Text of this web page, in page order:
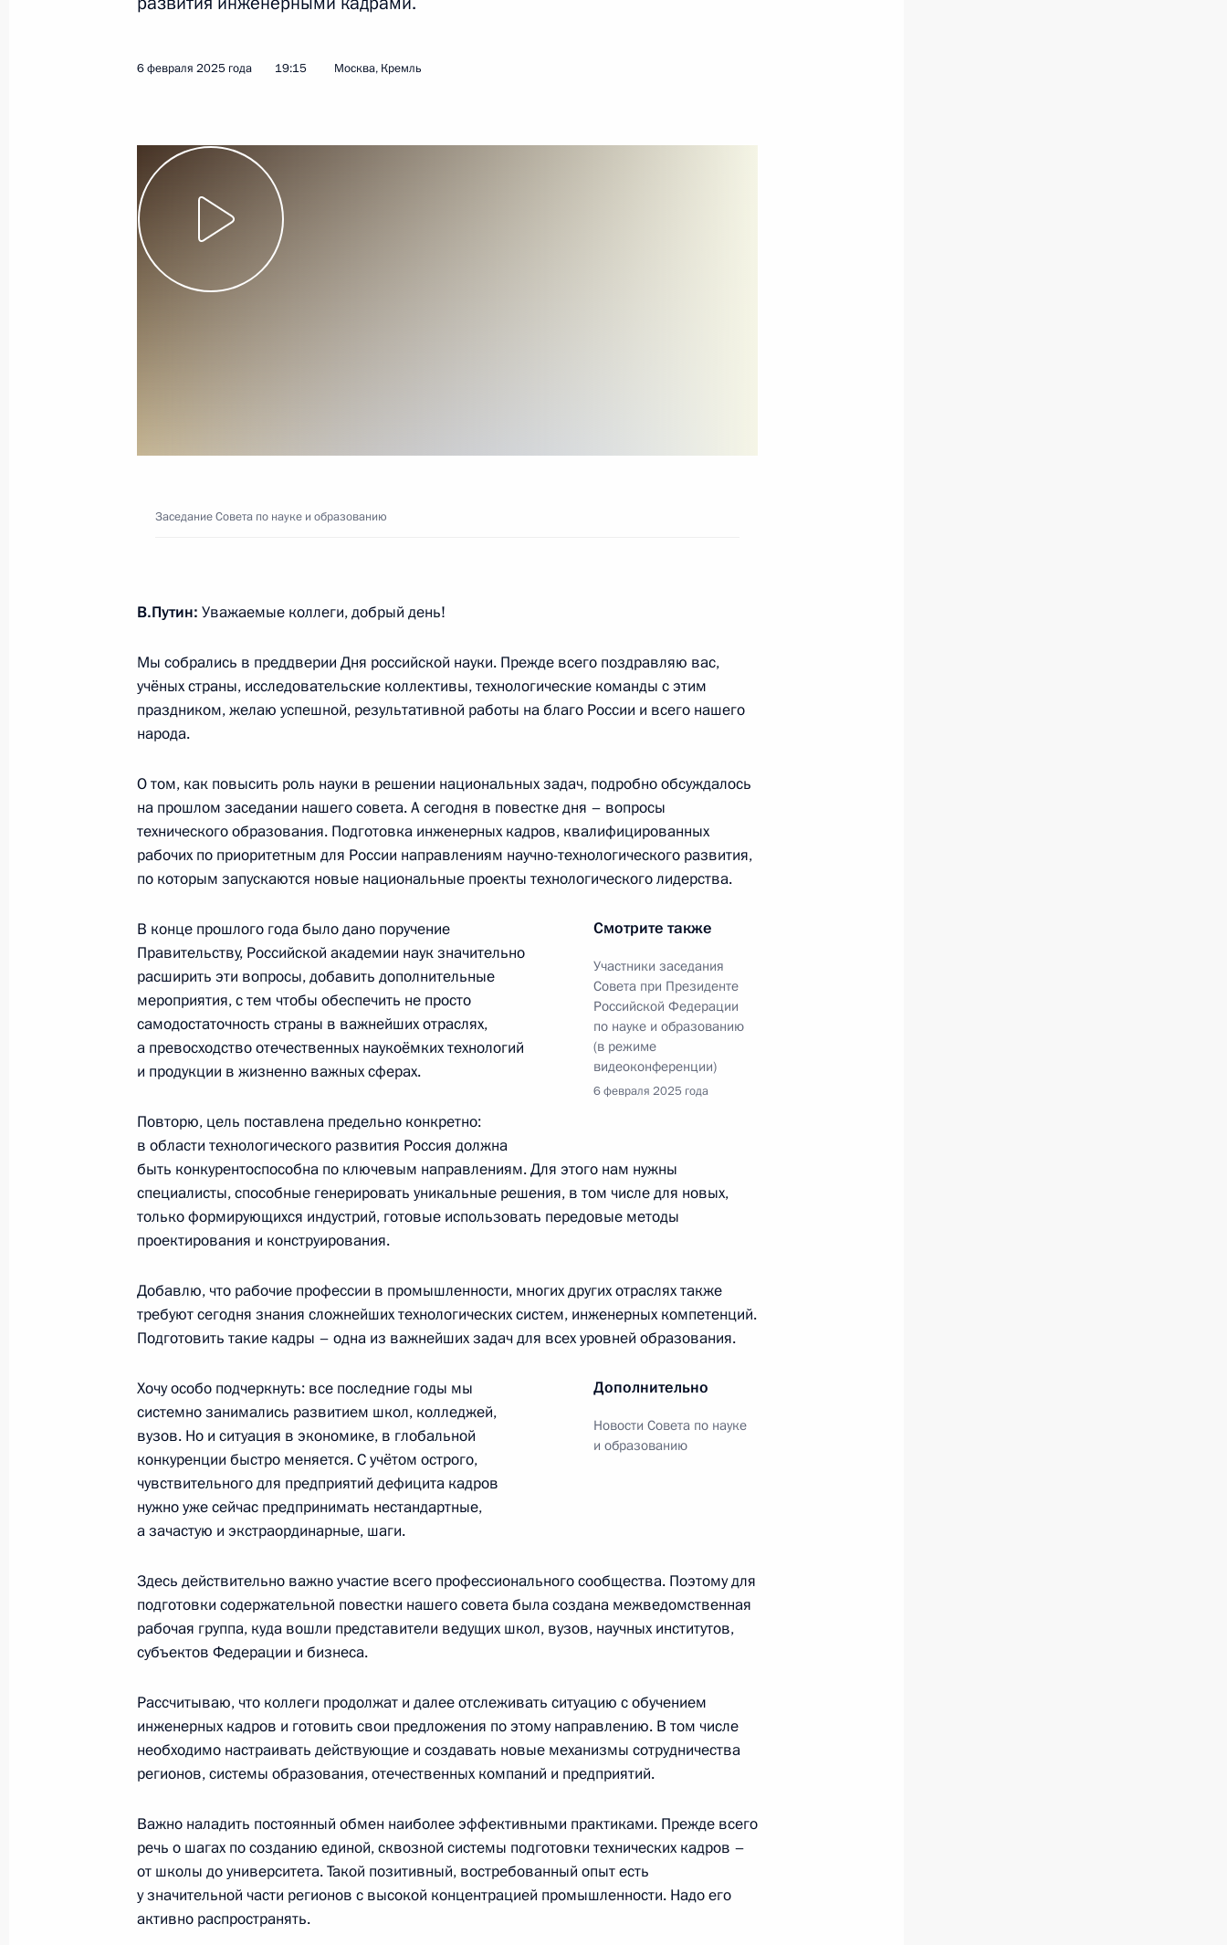
Показать следующие материалы
Церемония награждения Героев России
23 февраля 2025 года, 11:45
Поздравление по случаю Дня защитника Отечества
21 февраля 2025 года, 16:45 Москва
20 февраля 2025 года, четверг
Встреча с главным раввином России Берлом Лазаром
Александром Бородой
20 февраля 2025 года, 19:30 Москва, Кремль
и арбитражных судов
Москва
19 февраля 2025 года, среда
Собчака
19 февраля 2025 года, 20:20 Санкт-Петербург
Коллектив НПП «Радар ммс» награждён орденом Александра
Невского
19 февраля 2025 года, 17:20 Санкт-Петербург
19 февраля 2025 года, 17:05 Санкт-Петербург
Посещение НПП «Радар ммс»
19 февраля 2025 года, 17:00 Санкт-Петербург
18 февраля 2025 года, вторник
Совещание с членами Правительства
2
17 февраля 2025 года, понедельник
Солодовым
17 февраля 2025 года, 14:05 Москва, Кремль
14 февраля 2025 года, пятница
6 февраля 2025 года 19:15 Москва, Кремль
Заседание Совета по науке и образованию
В.Путин: Уважаемые коллеги, добрый день!
Мы собрались в преддверии Дня российской науки. Прежде всего поздравляю вас,
учёных страны, исследовательские коллективы, технологические команды с этим
праздником, желаю успешной, результативной работы на благо России и всего нашего
народа.
О том, как повысить роль науки в решении национальных задач, подробно обсуждалось
на прошлом заседании нашего совета. А сегодня в повестке дня – вопросы
технического образования. Подготовка инженерных кадров, квалифицированных
рабочих по приоритетным для России направлениям научно-технологического развития,
по которым запускаются новые национальные проекты технологического лидерства.
Смотрите также
Участники заседания
Совета при Президенте
Российской Федерации
по науке и образованию
(в режиме
видеоконференции)
6 февраля 2025 года
В конце прошлого года было дано поручение
Правительству, Российской академии наук значительно
расширить эти вопросы, добавить дополнительные
мероприятия, с тем чтобы обеспечить не просто
самодостаточность страны в важнейших отраслях,
а превосходство отечественных наукоёмких технологий
и продукции в жизненно важных сферах.
Повторю, цель поставлена предельно конкретно:
в области технологического развития Россия должна
быть конкурентоспособна по ключевым направлениям. Для этого нам нужны
специалисты, способные генерировать уникальные решения, в том числе для новых,
только формирующихся индустрий, готовые использовать передовые методы
проектирования и конструирования.
Добавлю, что рабочие профессии в промышленности, многих других отраслях также
требуют сегодня знания сложнейших технологических систем, инженерных компетенций.
Подготовить такие кадры – одна из важнейших задач для всех уровней образования.
Дополнительно
Новости Совета по науке
и образованию
Хочу особо подчеркнуть: все последние годы мы
системно занимались развитием школ, колледжей,
вузов. Но и ситуация в экономике, в глобальной
конкуренции быстро меняется. С учётом острого,
чувствительного для предприятий дефицита кадров
нужно уже сейчас предпринимать нестандартные,
а зачастую и экстраординарные, шаги.
Здесь действительно важно участие всего профессионального сообщества. Поэтому для
подготовки содержательной повестки нашего совета была создана межведомственная
рабочая группа, куда вошли представители ведущих школ, вузов, научных институтов,
субъектов Федерации и бизнеса.
Рассчитываю, что коллеги продолжат и далее отслеживать ситуацию с обучением
инженерных кадров и готовить свои предложения по этому направлению. В том числе
необходимо настраивать действующие и создавать новые механизмы сотрудничества
регионов, системы образования, отечественных компаний и предприятий.
Важно наладить постоянный обмен наиболее эффективными практиками. Прежде всего
речь о шагах по созданию единой, сквозной системы подготовки технических кадров –
от школы до университета. Такой позитивный, востребованный опыт есть
у значительной части регионов с высокой концентрацией промышленности. Надо его
активно распространять.